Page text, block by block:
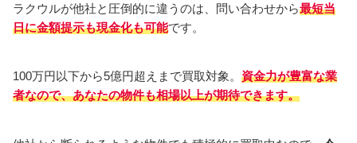
ラクウルが他社と圧倒的に違うのは、問い合わせから最短当
日に金額提示も現金化も可能です。
100万円以下から5億円超えまで買取対象。 資金力が豊富な業
者なので、あなたの物件も相場以上が期待できます。